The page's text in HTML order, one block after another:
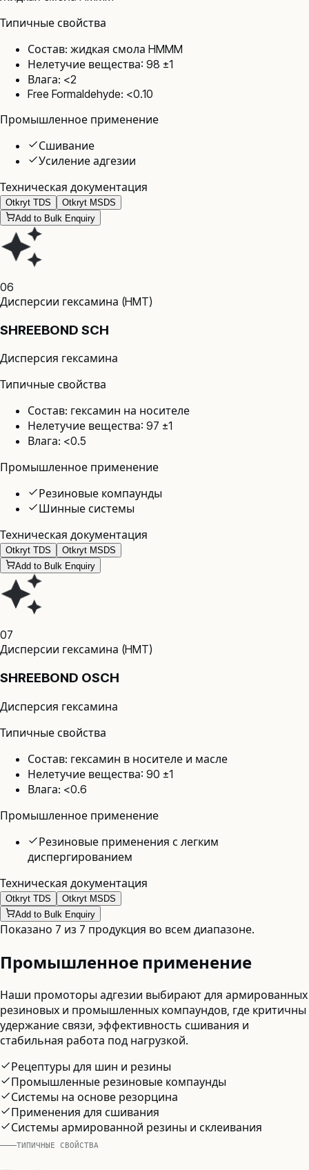
Типичные свойства
Состав: жидкая смола HMMM
Нелетучие вещества: 98 ±1
Влага: <2
Free Formaldehyde: <0.10
Промышленное применение
Сшивание
Усиление адгезии
Техническая документация
Otkryt TDS
Otkryt MSDS
Add to Bulk Enquiry
06
Дисперсии гексамина (HMT)
SHREEBOND SCH
Дисперсия гексамина
Типичные свойства
Состав: гексамин на носителе
Нелетучие вещества: 97 ±1
Влага: <0.5
Промышленное применение
Резиновые компаунды
Шинные системы
Техническая документация
Otkryt TDS
Otkryt MSDS
Add to Bulk Enquiry
07
Дисперсии гексамина (HMT)
SHREEBOND OSCH
Дисперсия гексамина
Типичные свойства
Состав: гексамин в носителе и масле
Нелетучие вещества: 90 ±1
Влага: <0.6
Промышленное применение
Резиновые применения с легким
диспергированием
Техническая документация
Otkryt TDS
Otkryt MSDS
Add to Bulk Enquiry
Показано 7 из 7 продукция во всем диапазоне.
Промышленное применение
Наши промоторы адгезии выбирают для армированных
резиновых и промышленных компаундов, где критичны
удержание связи, эффективность сшивания и
стабильная работа под нагрузкой.
Рецептуры для шин и резины
Промышленные резиновые компаунды
Системы на основе резорцина
Применения для сшивания
Системы армированной резины и склеивания
ТИПИЧНЫЕ СВОЙСТВА